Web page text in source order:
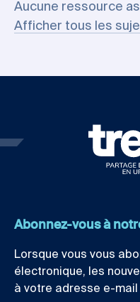
Aucune ressource
Afficher tous les
Abonnez-vous à
Lorsque vous vous
électronique, les
à votre adresse e-